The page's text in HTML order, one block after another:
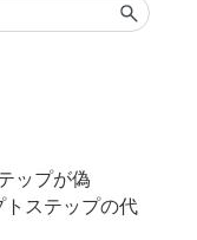
ップが偽
ステップの代